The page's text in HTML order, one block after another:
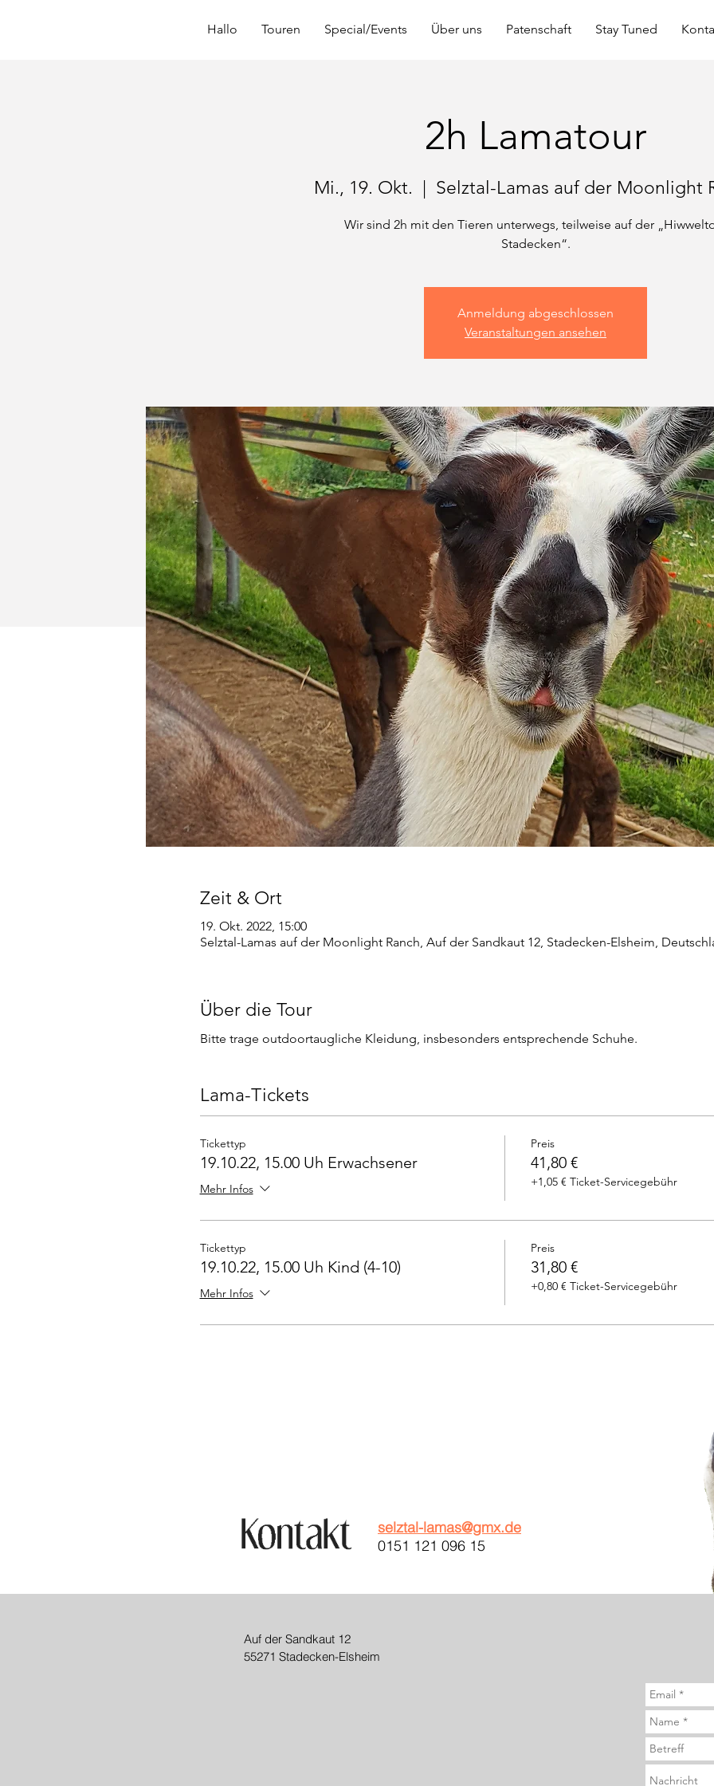
Hallo Touren Special/Events Über uns Patenschaft Stay Tuned
2h Lamatour
Mi., 19. Okt.
  |
Selztal-Lamas auf der Moonlight
Wir sind 2h mit den Tieren unterwegs, teilweise auf der
Stadecken“.
Anmeldung abgeschlossen
Veranstaltungen ansehen
Zeit & Ort
19. Okt. 2022, 15:00
Selztal-Lamas auf der Moonlight Ranch, Auf der Sandkaut 12, Stadecken-Elsheim,
Über die Tour
Bitte trage outdoortaugliche Kleidung, insbesonders entsprechende Schuhe.
Lama-Tickets
Tickettyp
19.10.22, 15.00 Uh Erwachsener
Mehr Infos
Preis
41,80 €
+1,05 € Ticket-Servicegebühr
Tickettyp
19.10.22, 15.00 Uh Kind (4-10)
Mehr Infos
Preis
31,80 €
+0,80 € Ticket-Servicegebühr
selztal-lamas@gmx.de
0151 121 096 15
Auf der Sandkaut 12
55271 Stadecken-Elsheim